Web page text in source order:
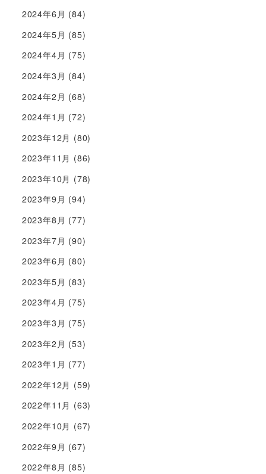
2024年6月 (84)
2024年5月 (85)
2024年4月 (75)
2024年3月 (84)
2024年2月 (68)
2024年1月 (72)
2023年12月 (80)
2023年11月 (86)
2023年10月 (78)
2023年9月 (94)
2023年8月 (77)
2023年7月 (90)
2023年6月 (80)
2023年5月 (83)
2023年4月 (75)
2023年3月 (75)
2023年2月 (53)
2023年1月 (77)
2022年12月 (59)
2022年11月 (63)
2022年10月 (67)
2022年9月 (67)
2022年8月 (85)